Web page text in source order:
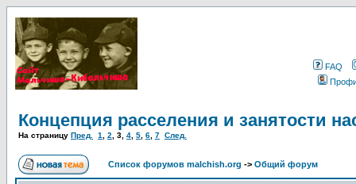
FAQ
Концепция расселения и занятости
На страницу Пред. 1 2 3 4 5 6 7 След.
Список форумов malchish.org -> Общий форум